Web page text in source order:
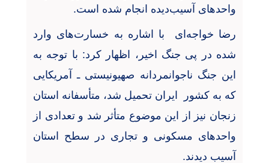
واحدهای آسیب‌دیده انجام شده است.
رضا خواجه‌ای با اشاره به خسارت‌های وارد
شده در پی جنگ اخیر، اظهار کرد: با توجه به
این جنگ ناجوانمردانه صهیونیستی ـ آمریکایی
که به کشور ایران تحمیل شد، متأسفانه استان
زنجان نیز از این موضوع متأثر شد و تعدادی از
واحدهای مسکونی و تجاری در سطح استان
آسیب دیدند.